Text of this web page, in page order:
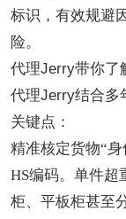
标识，有效规避
险。
代理Jerry带你了
代理Jerry结合多
关键点：
精准核定货物“
HS编码。单件超
柜、平板柜甚至